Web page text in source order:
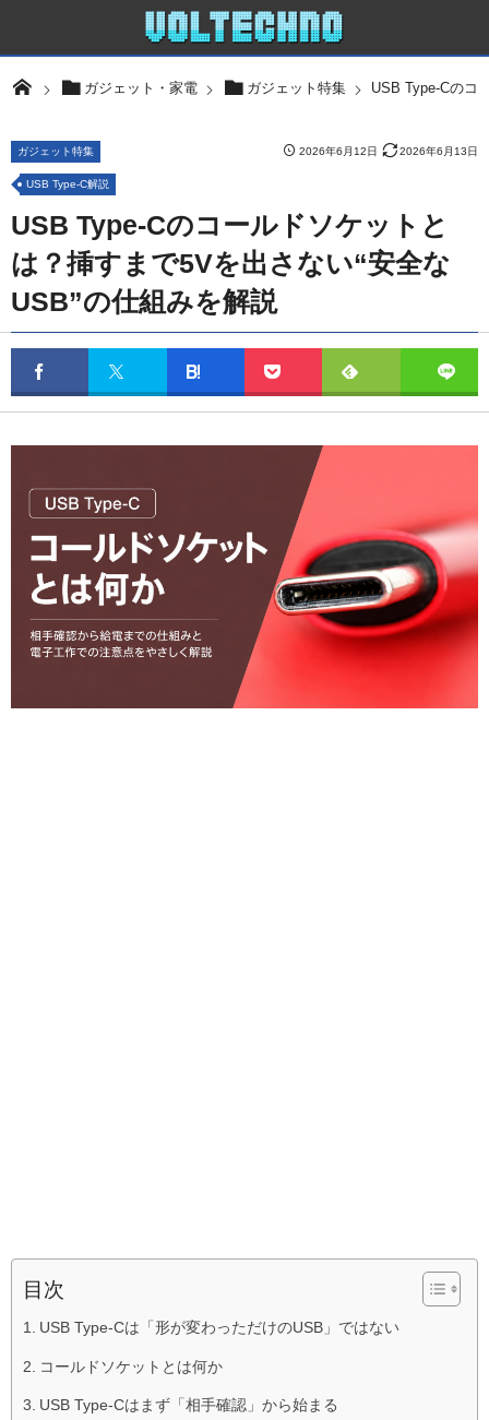
ガジェット・家電 ガジェット特集 USB Type-Cのコ
2026年6月12日 2026年6月13日
ガジェット特集
USB Type-C解説
USB Type-Cのコールドソケットと
は？挿すまで5Vを出さない“安全な
USB”の仕組みを解説
目次
USB Type-Cは「形が変わっただけのUSB」ではない
コールドソケットとは何か
USB Type-Cはまず「相手確認」から始まる